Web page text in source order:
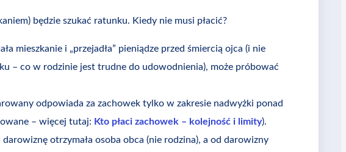
będzie szukać ratunku. Kiedy nie musi płacić?
mieszkanie i „przejadła” pieniądze przed śmiercią ojca (i nie
– co w rodzinie jest trudne do udowodnienia), może próbować
odpowiada za zachowek tylko w zakresie nadwyżki ponad
– więcej tutaj: Kto płaci zachowek – kolejność i limity).
otrzymała osoba obca (nie rodzina), a od darowizny